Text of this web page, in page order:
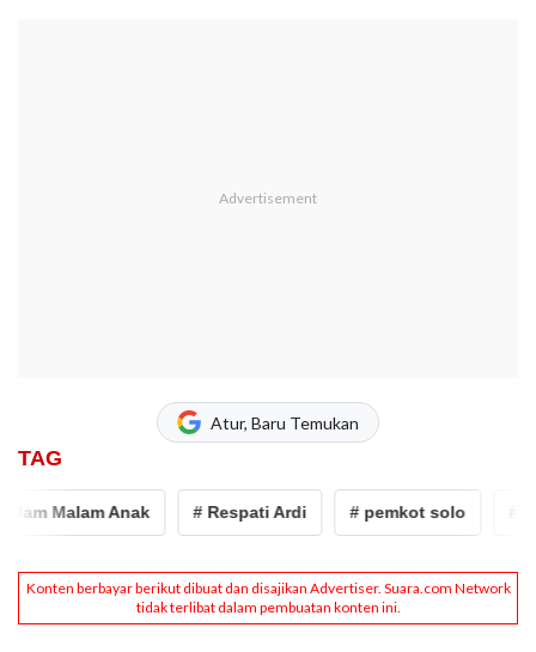
Atur, Baru Temukan
TAG
Malam Anak # Respati Ardi # pemkot solo #